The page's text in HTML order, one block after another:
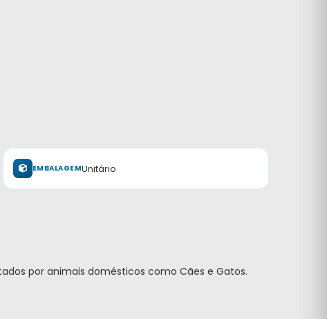
EMBALAGEMUnitário
por animais domésticos como Cães e Gatos.